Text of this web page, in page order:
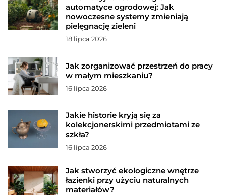
automatyce ogrodowej: Jak
nowoczesne systemy zmieniają
pielęgnację zieleni
18 lipca 2026
Jak zorganizować przestrzeń do pracy
w małym mieszkaniu?
16 lipca 2026
Jakie historie kryją się za
kolekcjonerskimi przedmiotami ze
szkła?
16 lipca 2026
Jak stworzyć ekologiczne wnętrze
łazienki przy użyciu naturalnych
materiałów?